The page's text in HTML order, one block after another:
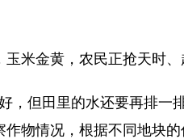
金黄，农民正抢天时、
但田里的水还要再排一
物情况，根据不同地块